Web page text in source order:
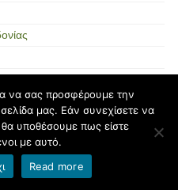
να σας προσφέρουμε την
μας. Εάν συνεχίσετε να
θα υποθέσουμε πως είστε
με αυτό.
Read more